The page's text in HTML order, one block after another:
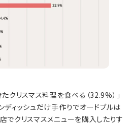
クリスマス料理を食べる（32.9%）」
ディッシュだけ手作りでオードブルは
でクリスマスメニューを購入したりす